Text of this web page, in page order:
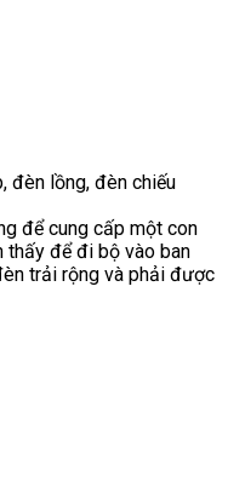
đèn lồng, đèn chiếu
để cung cấp một con
thấy để đi bộ vào ban
trải rộng và phải được